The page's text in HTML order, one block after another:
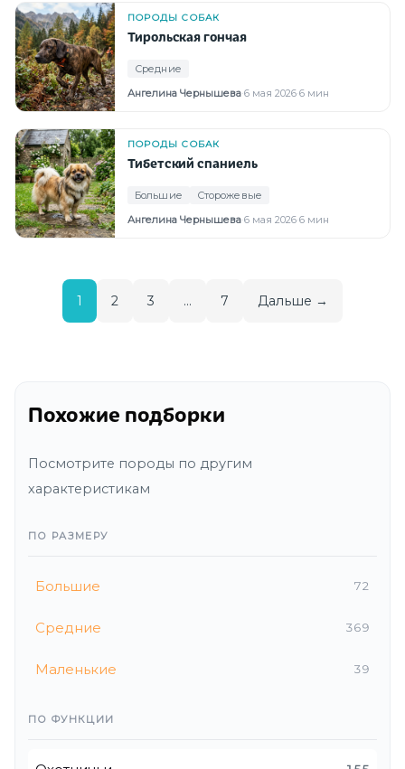
ПОРОДЫ СОБАК
Тирольская гончая
Средние
Ангелина Чернышева·6 мая 2026·6 мин
ПОРОДЫ СОБАК
Тибетский спаниель
Большие
Сторожевые
Ангелина Чернышева·6 мая 2026·6 мин
1 2 3 … 7 Дальше →
Похожие подборки
Посмотрите породы по другим
характеристикам
ПО РАЗМЕРУ
Большие 72
Средние 369
Маленькие 39
ПО ФУНКЦИИ